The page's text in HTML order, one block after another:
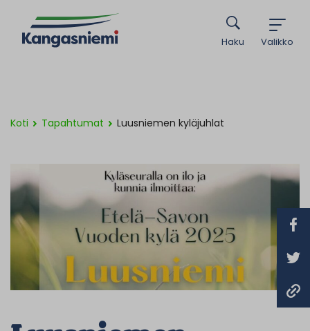
Valikko
Haku
Koti Tapahtumat Luusniemen kyläjuhlat